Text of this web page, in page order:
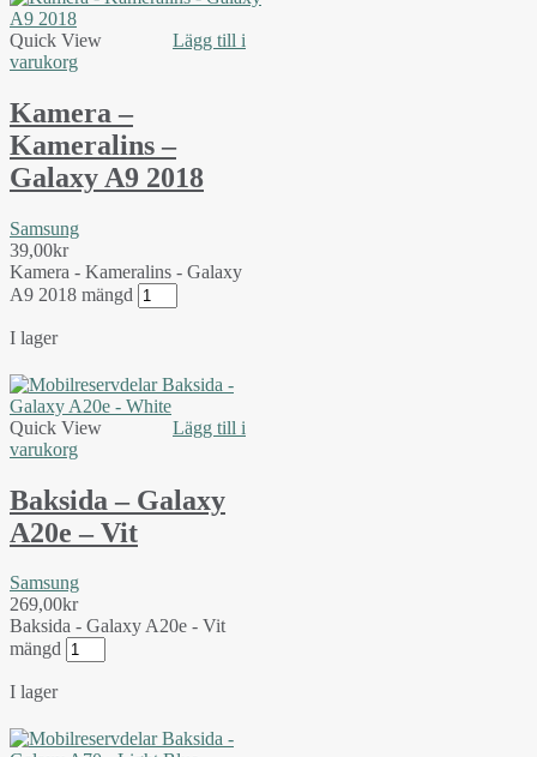
Quick View
Lägg till i
varukorg
Kamera –
Kameralins –
Galaxy A9 2018
Samsung
39,00kr
Kamera - Kameralins - Galaxy
A9 2018 mängd
I lager
Quick View
Lägg till i
varukorg
Baksida – Galaxy
A20e – Vit
Samsung
269,00kr
Baksida - Galaxy A20e - Vit
mängd
I lager